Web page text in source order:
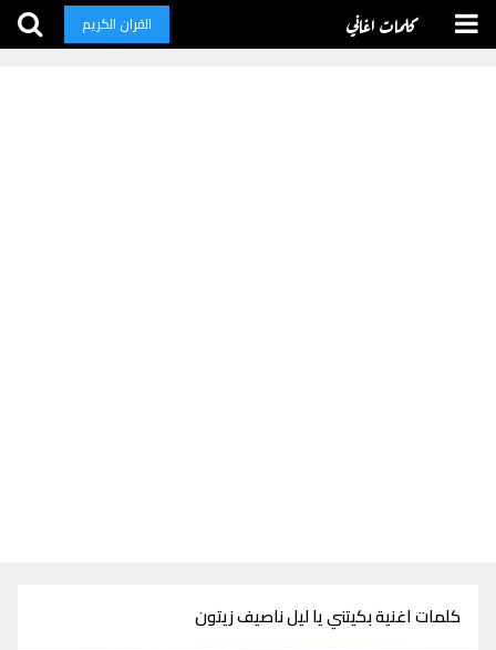
كلمات اغاني القران الكريم
كلمات اغنية بكيتني يا ليل ناصيف زيتون